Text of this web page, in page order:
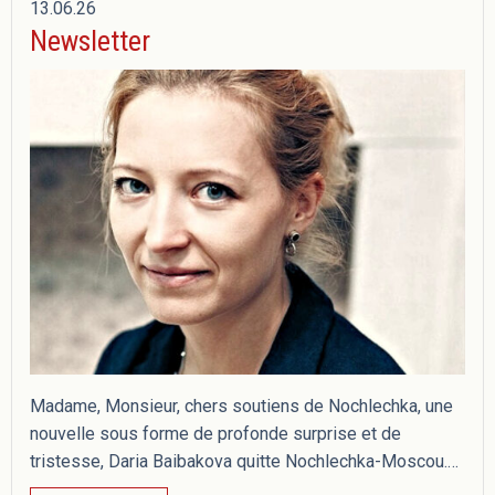
13.06.26
Newsletter
Madame, Monsieur, chers soutiens de Nochlechka, une
nouvelle sous forme de profonde surprise et de
tristesse, Daria Baibakova quitte Nochlechka-Moscou.…